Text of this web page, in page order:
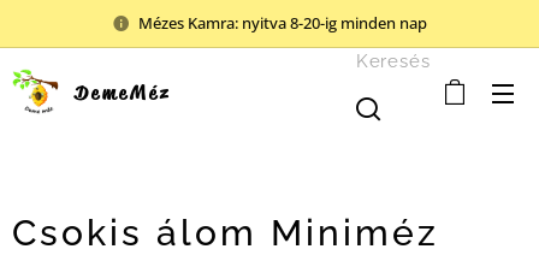
Mézes Kamra: nyitva 8-20-ig minden nap
DemeMéz
Keresés
Csokis álom Miniméz